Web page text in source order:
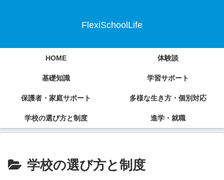
FlexiSchoolLife
HOME 体験談
基礎知識 学習サポート
保護者・家庭サポート 多様な生き方・個別対応
学校の選び方と制度 進学・就職
学校の選び方と制度